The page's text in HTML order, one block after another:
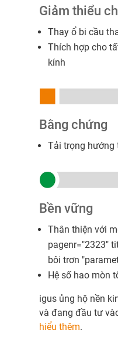
Giảm thiểu
Thay ổ bi cầu
Thích hợp cho
kính
Bằng chứng
Tải trọng hướng
Bền vững
Thân thiện với
pagenr="2323"
bôi trơn
Hệ số hao mòn
igus ủng hộ nền
và đang đầu tư
hiểu thêm.